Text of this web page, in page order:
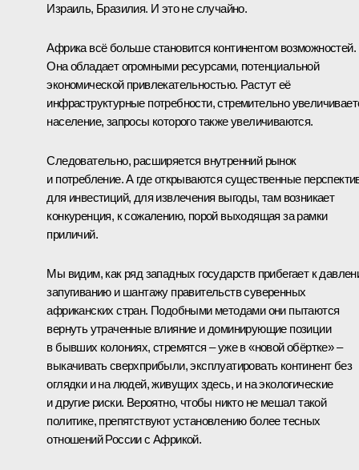
Израиль, Бразилия. И это не случайно.
Африка всё больше становится континентом возможностей.
Она обладает огромными ресурсами, потенциальной
экономической привлекательностью. Растут её
инфраструктурные потребности, стремительно
население, запросы которого также увеличиваются.
Следовательно, расширяется внутренний рынок
и потребление. А где открываются существенные
для инвестиций, для извлечения выгоды, там возникает
конкуренция, к сожалению, порой выходящая за рамки
приличий.
Мы видим, как ряд западных государств прибегает к
запугиванию и шантажу правительств суверенных
африканских стран. Подобными методами они пытаются
вернуть утраченные влияние и доминирующие позиции
в бывших колониях, стремятся – уже в «новой обёртке» –
выкачивать сверхприбыли, эксплуатировать континент без
оглядки и на людей, живущих здесь, и на экологические
и другие риски. Вероятно, чтобы никто не мешал такой
политике, препятствуют установлению более тесных
отношений России с Африкой.